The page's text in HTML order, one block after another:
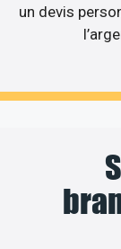
un devis